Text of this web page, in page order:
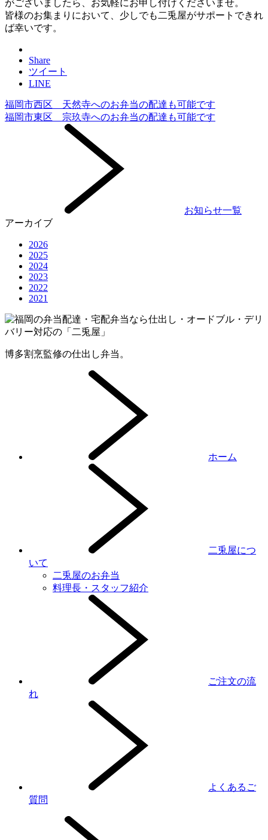
がございましたら、お気軽にお申し付けくださいませ。
皆様のお集まりにおいて、少しでも二兎屋がサポートできれ
ば幸いです。
Share
ツイート
LINE
福岡市西区 天然寺へのお弁当の配達も可能です
福岡市東区 宗玖寺へのお弁当の配達も可能です
お知らせ一覧
アーカイブ
2026
2025
2024
2023
2022
2021
博多割烹監修の仕出し弁当。
ホーム
二兎屋につ
いて
二兎屋のお弁当
料理長・スタッフ紹介
ご注文の流
れ
よくあるご
質問